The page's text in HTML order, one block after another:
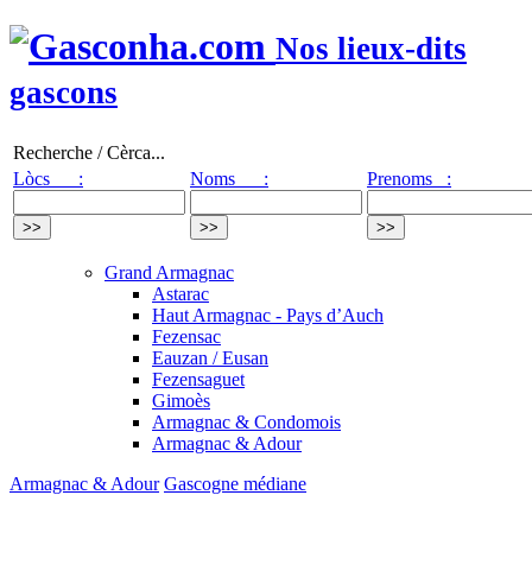
Nos lieux-dits
gascons
Recherche / Cèrca...
Lòcs :
Noms : Prenoms :
Grand Armagnac
Astarac
Haut Armagnac - Pays d’Auch
Fezensac
Eauzan / Eusan
Fezensaguet
Gimoès
Armagnac & Condomois
Armagnac & Adour
Armagnac & Adour Gascogne médiane